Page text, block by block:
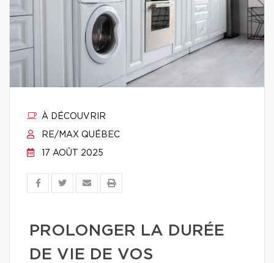
À DÉCOUVRIR
RE/MAX QUÉBEC
17 AOÛT 2025
PROLONGER LA DURÉE
DE VIE DE VOS